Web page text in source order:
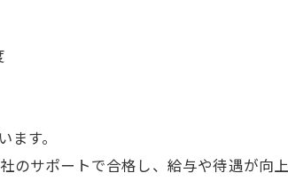
す。
のサポートで合格し、給与や待遇が向